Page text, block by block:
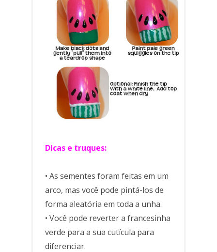
Dicas e truques:
• As sementes foram feitas em um
arco, mas você pode pintá-los de
forma aleatória em toda a unha.
• Você pode reverter a francesinha
verde para a sua cutícula para
diferenciar.